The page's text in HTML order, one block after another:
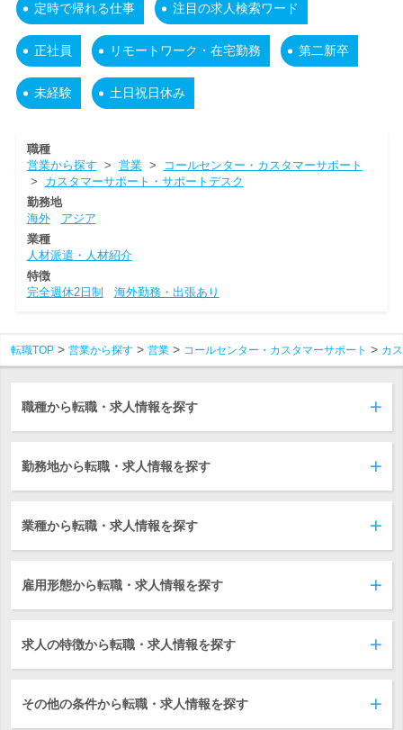
定時で帰れる仕事 注目の求人検索ワード
正社員 リモートワーク・在宅勤務 第二新卒
未経験 土日祝日休み
職種
営業から探す > 営業>
コールセンター・カスタマーサポート
> カスタマーサポート・サポートデスク
勤務地
海外
アジア
業種
人材派遣・人材紹介
特徴
完全週休2日制
海外勤務・出張あり
転職TOP 営業から探す 営業 コールセンター・カスタマーサポート カ
職種から転職・求人情報を探す
勤務地から転職・求人情報を探す
業種から転職・求人情報を探す
雇用形態から転職・求人情報を探す
求人の特徴から転職・求人情報を探す
その他の条件から転職・求人情報を探す